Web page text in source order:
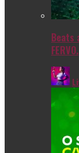
Beats
FERVO.